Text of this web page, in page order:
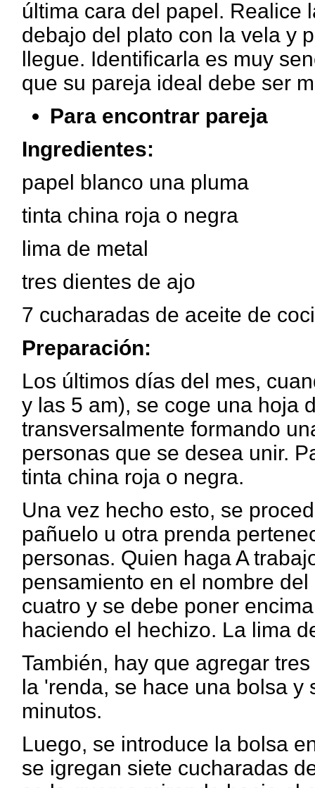
última cara del papel. Realice
debajo del plato con la vela y
llegue. Identificarla es muy
que su pareja ideal debe ser
Para encontrar pareja
Ingredientes:
papel blanco una pluma
tinta china roja o negra
lima de metal
tres dientes de ajo
7 cucharadas de aceite de
Preparación:
Los últimos días del mes,
y las 5 am), se coge una hoja
transversalmente formando
personas que se desea unir.
tinta china roja o negra.
Una vez hecho esto, se
pañuelo u otra prenda
personas. Quien haga A
pensamiento en el nombre
cuatro y se debe poner
haciendo el hechizo. La lima
También, hay que agregar
la 'renda, se hace una bolsa
minutos.
Luego, se introduce la bolsa
se igregan siete cucharadas